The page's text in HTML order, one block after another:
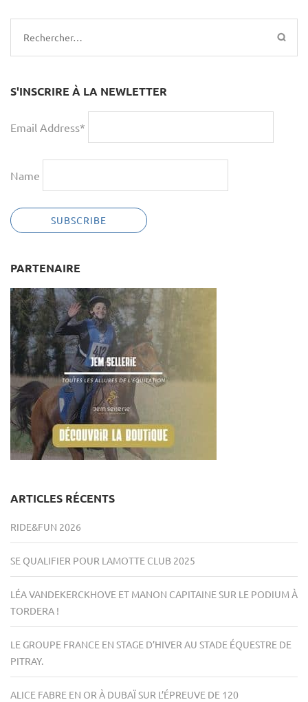
Rechercher :
S'INSCRIRE À LA NEWLETTER
Email Address*
Name
PARTENAIRE
ARTICLES RÉCENTS
RIDE&FUN 2026
SE QUALIFIER POUR LAMOTTE CLUB 2025
LÉA VANDEKERCKHOVE ET MANON CAPITAINE SUR LE PODIUM À
TORDERA !
LE GROUPE FRANCE EN STAGE D’HIVER AU STADE ÉQUESTRE DE
PITRAY.
ALICE FABRE EN OR À DUBAÏ SUR L’ÉPREUVE DE 120